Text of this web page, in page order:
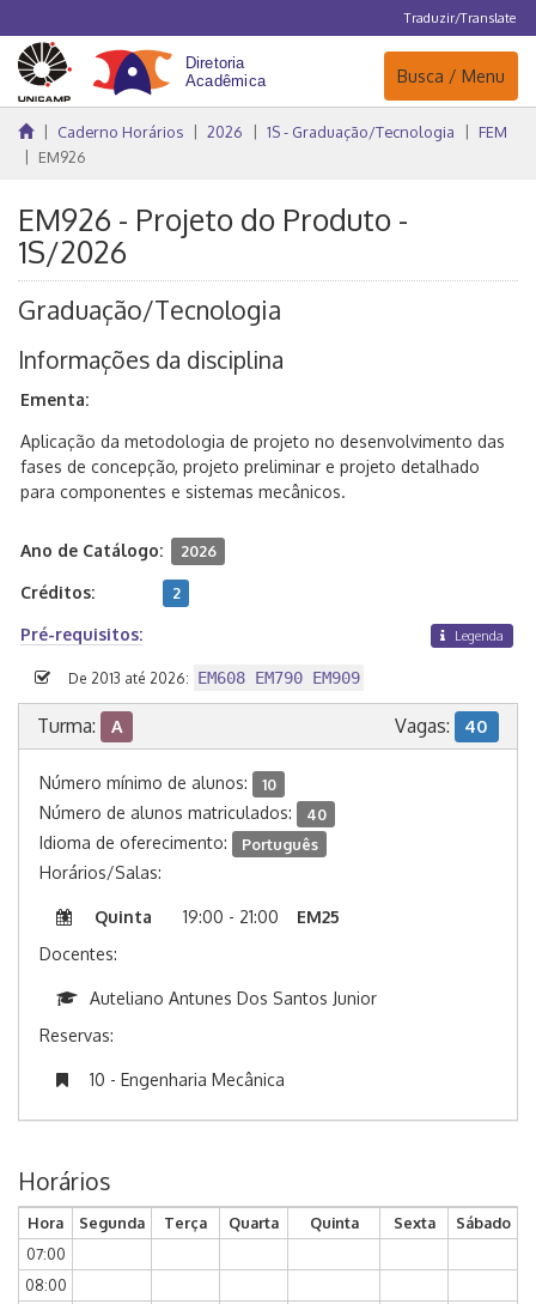
Traduzir/Translate
Navegação
Busca / Menu
Caderno Horários 2026 1S - Graduação/Tecnologia
FEM
EM926
EM926 - Projeto do Produto -
1S/2026
Graduação/Tecnologia
Informações da disciplina
Ementa:
Aplicação da metodologia de projeto no desenvolvimento das
fases de concepção, projeto preliminar e projeto detalhado
para componentes e sistemas mecânicos.
Ano de Catálogo: 2026
Créditos: 2
Pré-requisitos: Legenda
De 2013 até 2026: EM608 EM790 EM909
Turma: A Vagas: 40
Número mínimo de alunos: 10
Número de alunos matriculados: 40
Idioma de oferecimento: Português
Horários/Salas:
Quinta 19:00 - 21:00
EM25
Docentes:
Auteliano Antunes Dos Santos Junior
Reservas:
10 - Engenharia Mecânica
Horários
Hora Segunda Terça Quarta Quinta Sexta
Sábado
07:00
08:00